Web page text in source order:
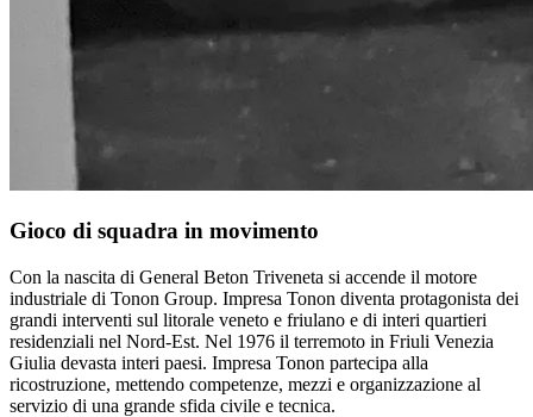
Gioco di squadra in movimento
Con la nascita di General Beton Triveneta si accende il motore
industriale di Tonon Group. Impresa Tonon diventa protagonista dei
grandi interventi sul litorale veneto e friulano e di interi quartieri
residenziali nel Nord-Est. Nel 1976 il terremoto in Friuli Venezia
Giulia devasta interi paesi. Impresa Tonon partecipa alla
ricostruzione, mettendo competenze, mezzi e organizzazione al
servizio di una grande sfida civile e tecnica.